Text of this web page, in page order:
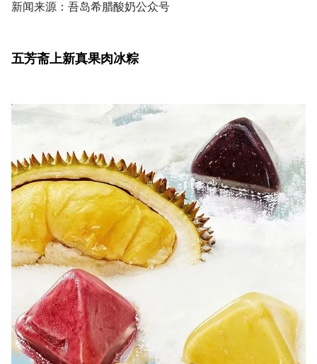
新闻来源：吾岛希腊酸奶公众号
五芳斋上新真果肉冰粽